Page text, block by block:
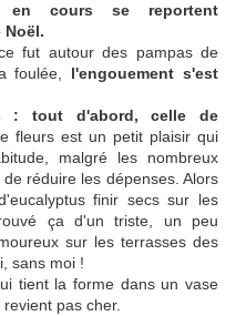
en cours se reportent
Noël.
fut autour des pampas de
foulée, l'engouement s'est
: tout d'abord, celle de
fleurs est un petit plaisir qui
malgré les nombreux
réduire les dépenses. Alors
finir secs sur les
ça d'un triste, un peu
sur les terrasses des
sans moi !
tient la forme dans un vase
pas cher.